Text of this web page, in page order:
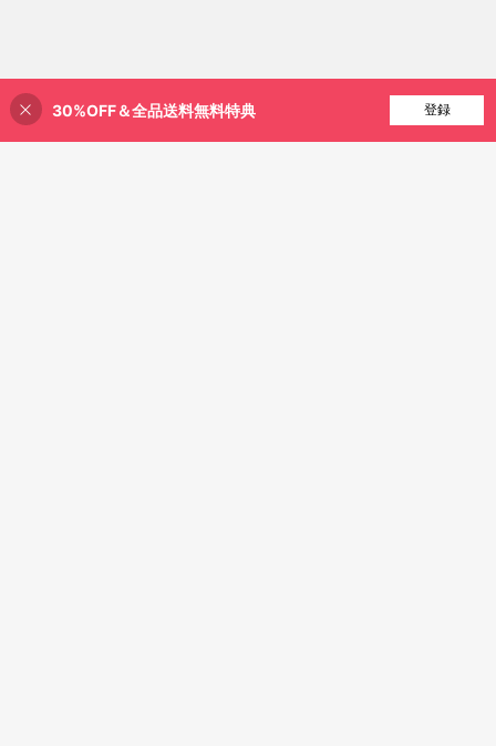
5% 割引！ 買い物かごに追加
30%OFF＆全品送料無料特典 登録